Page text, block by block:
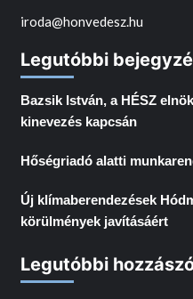
iroda@honvedesz.hu
Legutóbbi
Bazsik István, a HÉSZ
kinevezés kapcsán
Hőségriadó alatti
Új klímaberendezések
körülmények javításáért
Legutóbbi